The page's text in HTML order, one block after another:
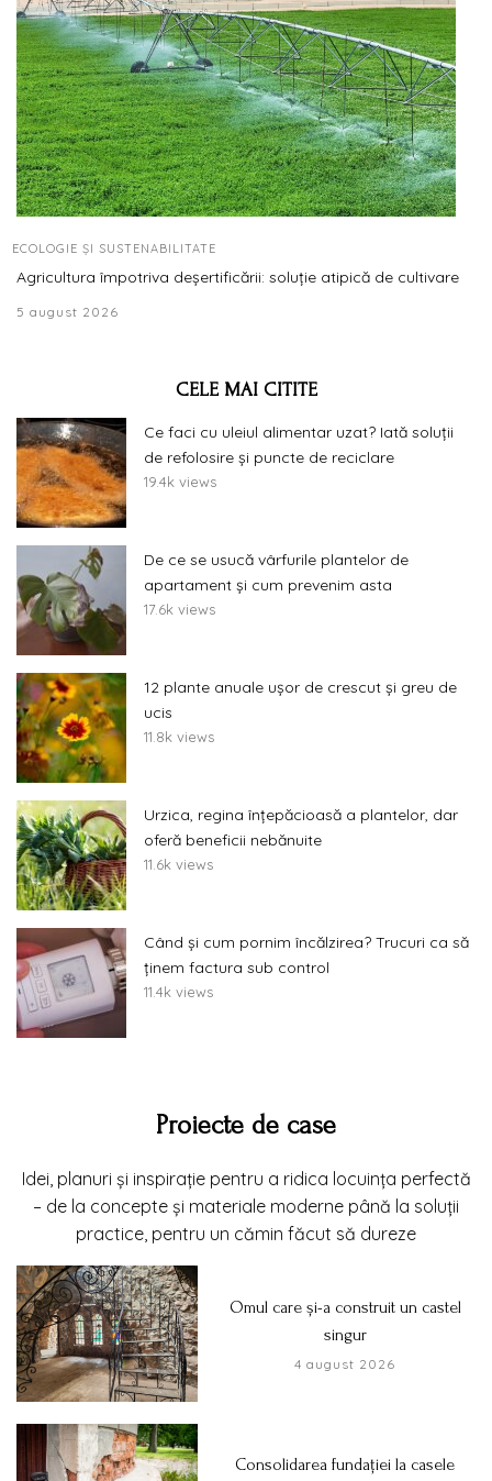
ECOLOGIE ȘI SUSTENABILITATE
Agricultura împotriva deșertificării: soluție atipică de cultivare
5 august 2026
CELE MAI CITITE
Ce faci cu uleiul alimentar uzat? Iată soluții
de refolosire și puncte de reciclare
19.4k views
De ce se usucă vârfurile plantelor de
apartament și cum prevenim asta
17.6k views
12 plante anuale ușor de crescut și greu de
ucis
11.8k views
Urzica, regina înțepăcioasă a plantelor, dar
oferă beneficii nebănuite
11.6k views
Când și cum pornim încălzirea? Trucuri ca să
ținem factura sub control
11.4k views
Proiecte de case
Idei, planuri și inspirație pentru a ridica locuința perfectă
– de la concepte și materiale moderne până la soluții
practice, pentru un cămin făcut să dureze
Omul care și-a construit un castel
singur
4 august 2026
Consolidarea fundației la casele